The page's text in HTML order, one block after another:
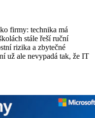
firmy: technika má
stále řeší ruční
rizika a zbytečné
už ale nevypadá tak, že IT